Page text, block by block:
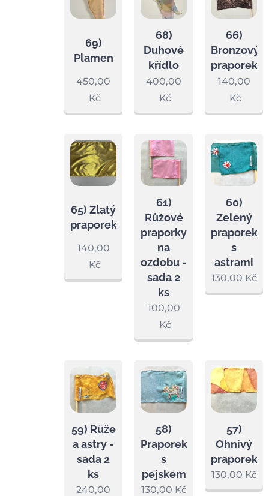
69)
Plamen
450,00
Kč
68)
Duhové
křídlo
400,00
Kč
66)
Bronzový
praporek
140,00
Kč
65) Zlatý
praporek
140,00
Kč
61)
Růžové
praporky
na
ozdobu -
sada 2
ks
100,00
Kč
60)
Zelený
praporek
s
astrami
130,00 Kč
59) Růže
a astry -
sada 2
ks
240,00
58)
Praporek
s
pejskem
130,00 Kč
57)
Ohnivý
praporek
130,00 Kč